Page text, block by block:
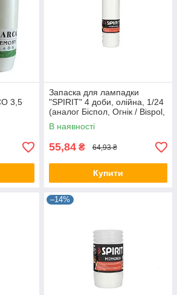
3,5
Запаска для лампадки
"SPIRIT" 4 доби, олійна, 1/24
(аналог Біспол, Огнік / Bispol,
Ognik)
В наявності
55,84 ₴ 64,93 ₴
Купити
–14%